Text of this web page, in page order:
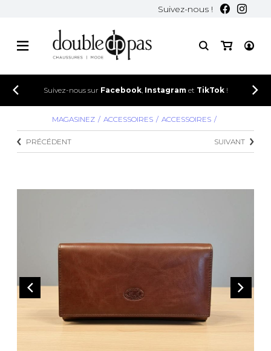
Suivez-nous !
Suivez-nous sur Facebook, Instagram et TikTok!
MAGASINEZ ACCESSOIRES ACCESSOIRES
PRÉCÉDENT SUIVANT